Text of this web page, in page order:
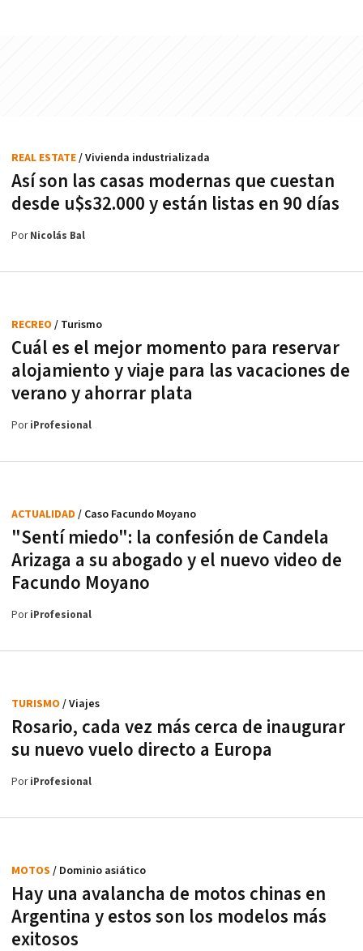
Así son las casas modernas que cuestan
desde u$s32.000 y están listas en 90 días
REAL ESTATE/ Vivienda industrializada
PorNicolás Bal
Cuál es el mejor momento para reservar
alojamiento y viaje para las vacaciones de
verano y ahorrar plata
RECREO / Turismo
PoriProfesional
"Sentí miedo": la confesión de Candela
Arizaga a su abogado y el nuevo video de
Facundo Moyano
ACTUALIDAD / Caso Facundo Moyano
PoriProfesional
Rosario, cada vez más cerca de inaugurar
su nuevo vuelo directo a Europa
TURISMO / Viajes
PoriProfesional
Hay una avalancha de motos chinas en
Argentina y estos son los modelos más
exitosos
MOTOS / Dominio asiático